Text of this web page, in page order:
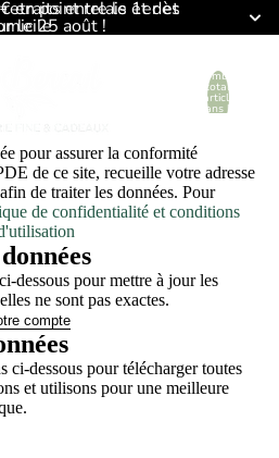
entre le 1er et
le 25 août !
en point relais et dès
Nombre
total
d’articles
dans le
pour assurer la conformité
de ce site, recueille votre adresse
de traiter les données. Pour
de confidentialité et conditions
dessous pour mettre à jour les
ne sont pas exactes.
compte
ci-dessous pour télécharger toutes
et utilisons pour une meilleure
×
frais et sans justification dans les 14
commande.
générales de vente et notre
produits ne sont pas éligibles à la
et produits alimentaires, tous les
les cartes-cadeaux et les produits
sera effectué dans les 14
et l'inspection des articles retournés.